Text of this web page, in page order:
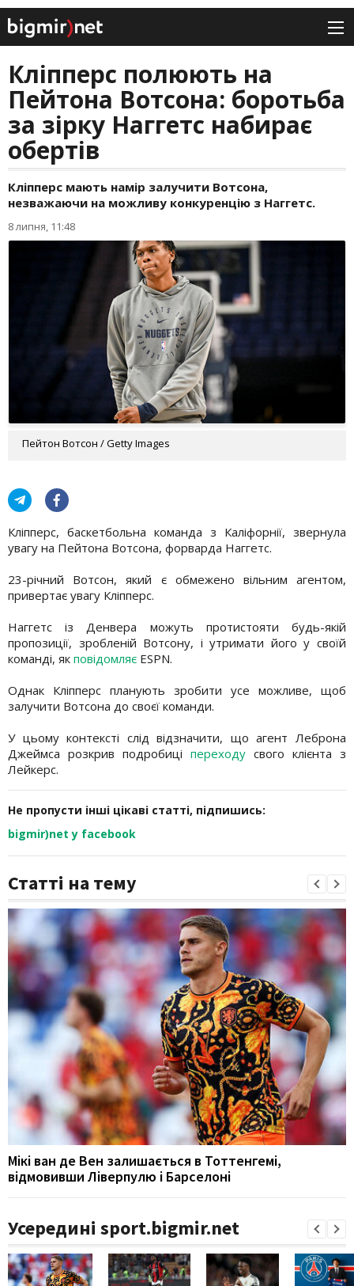
Кліпперс полюють на
Пейтона Вотсона: боротьба
за зірку Наггетс набирає
обертів
Кліпперс мають намір залучити Вотсона,
незважаючи на можливу конкуренцію з Наггетс.
8 липня, 11:48
Пейтон Вотсон / Getty Images
Кліпперс, баскетбольна команда з Каліфорнії, звернула
увагу на Пейтона Вотсона, форварда Наггетс.
23-річний Вотсон, який є обмежено вільним агентом,
привертає увагу Кліпперс.
Наггетс із Денвера можуть протистояти будь-якій
пропозиції, зробленій Вотсону, і утримати його у своїй
команді, як повідомляє ESPN.
Однак Кліпперс планують зробити усе можливе, щоб
залучити Вотсона до своєї команди.
У цьому контексті слід відзначити, що агент Леброна
Джеймса розкрив подробиці переходу свого клієнта з
Лейкерс.
Не пропусти інші цікаві статті, підпишись:
bigmir)net у facebook
Статті на тему
Мікі ван де Вен залишається в Тоттенгемі,
відмовивши Ліверпулю і Барселоні
Усередині sport.bigmir.net